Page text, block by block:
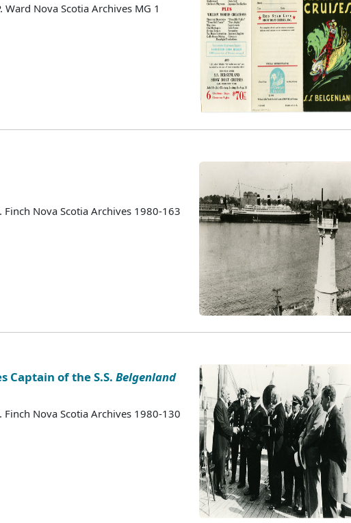
Nova Scotia Archives MG 1
Nova Scotia Archives 1980-163
Captain of the S.S. Belgenland
Nova Scotia Archives 1980-130